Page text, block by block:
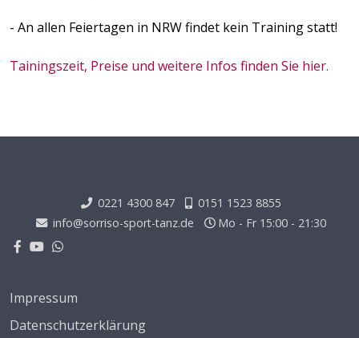
- An allen Feiertagen in NRW findet kein Training statt!
Tainingszeit, Preise und weitere Infos finden Sie hier.
0221 4300 847
0151 1523 8855
info@sorriso-sport-tanz.de
Mo - Fr 15:00 - 21:30
Impressum
Datenschutzerklärung